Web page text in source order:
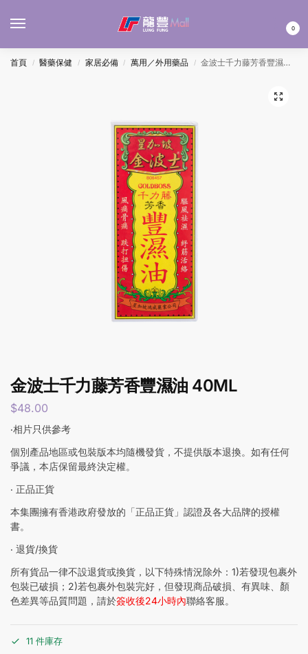
0
首頁 / 醫藥保健 / 家居必備 / 萬用／外用藥品 / 金波士千力藤芳香豐濕油 40ML
金波士千力藤芳香豐濕油 40ML
$48.00
‧相片只供參考
個別產品地區或包裝版本均隨機發貨，不提供版本退換。如有任何
爭議，本店保留最終決定權。
‧ 正品正貨
本集團擁有香港政府發放的「正品正貨」認證及各大品牌的授權
書。
‧ 退貨/換貨
所有貨品一律不設退貨或換貨，以下特殊情況除外：1)若發現包裹外
包裝已破損；2)若包裹外包裝完好，但發現商品破損、有異味、顏
色差異等品質問題，請於簽收後24小時內聯絡客服。
11 件庫存